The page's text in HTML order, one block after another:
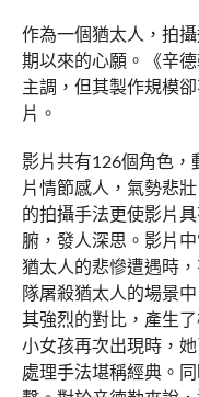
作為一個猶太人，拍
期以來的心願。《辛
主調，但其製作規模
片。
影片共有126個角色，
片情節感人，氣勢悲
的拍攝手法更使影片
腑，發人深思。影片
猶太人的悲慘遭遇時
隊屠殺猶太人的場景
其強烈的對比，產生
小女孩再次出現時，
處理手法堪稱經典。